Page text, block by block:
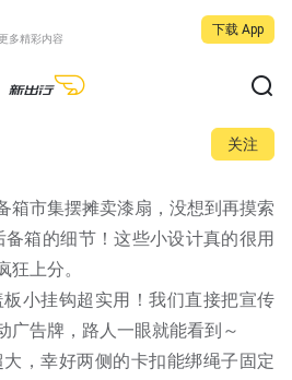
多精彩内容
下载 App
关注
箱市集摆摊卖漆扇，没想到再摸索
箱的细节！这些小设计真的很用
上分。
板小挂钩超实用！我们直接把宣传
广告牌，路人一眼就能看到～
大，幸好两侧的卡扣能绑绳子固定